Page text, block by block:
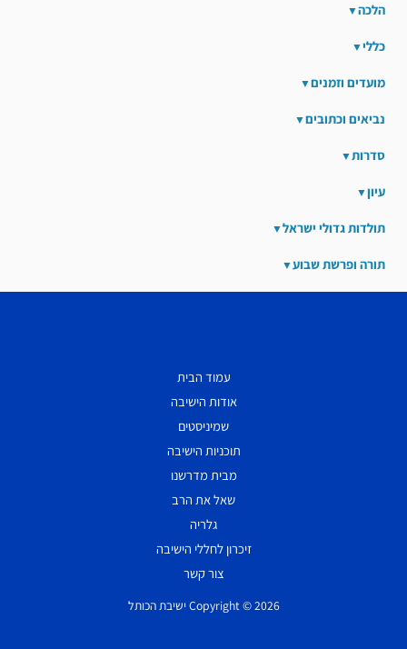
הלכה
כללי
מועדים וזמנים
נביאים וכתובים
סדרות
עיון
תולדות גדולי ישראל
תורה ופרשת שבוע
עמוד הבית
אודות הישיבה
שמיניסטים
תוכניות הישיבה
מבית מדרשנו
שאל את הרב
גלריה
זיכרון לחללי הישיבה
צור קשר
Copyright © 2026 ישיבת הכותל